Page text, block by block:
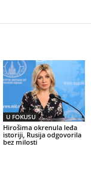
U FOKUSU
Hirošima okrenula leđa
istoriji, Rusija odgovorila
bez milosti